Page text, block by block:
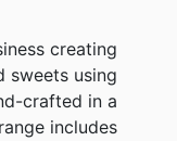
creating
sweets using
crafted in a
includes